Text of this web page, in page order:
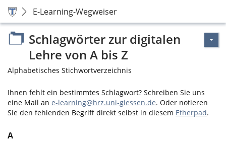
E-Learning-Wegweiser
Schlagwörter zur digitalen
Lehre von A bis Z
Alphabetisches Stichwortverzeichnis
Ihnen fehlt ein bestimmtes Schlagwort? Schreiben Sie uns
eine Mail an e-learning@hrz.uni-giessen.de. Oder notieren
Sie den fehlenden Begriff direkt selbst in diesem Etherpad.
A